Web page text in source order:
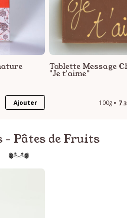
Ajouter
Tablette Message
"Je t'aime"
100g 7
- Pâtes de Fruits